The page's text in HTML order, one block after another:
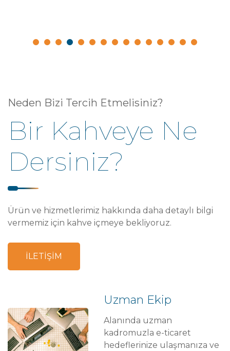
Neden Bizi Tercih Etmelisiniz?
Bir Kahveye Ne
Dersiniz?
Ürün ve hizmetlerimiz hakkında daha detaylı bilgi
vermemiz için kahve içmeye bekliyoruz.
İLETİŞİM
Uzman Ekip
Alanında uzman
kadromuzla e-ticaret
hedeflerinize ulaşmanıza ve